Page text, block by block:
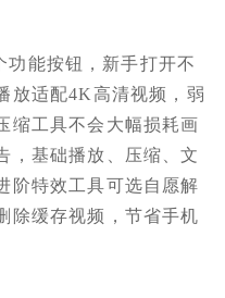
功能按钮，新手打开不
放适配4K高清视频，弱
缩工具不会大幅损耗画
，基础播放、压缩、文
阶特效工具可选自愿解
除缓存视频，节省手机